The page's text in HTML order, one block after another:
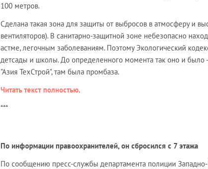
100 метров.
Сделана такая зона для защиты от выбросов в атмосферу и
вентиляторов). В санитарно-защитной зоне небезопасно
астме, легочным заболеваниям. Поэтому Экологический
детсады и школы. До определенного момента так оно и
"Азия ТехСтрой", там была промбаза.
Читать текст полностью.
***
По информации правоохранителей, он сбросился с 7 этажа
По сообщению пресс-службы департамента полиции Западно-